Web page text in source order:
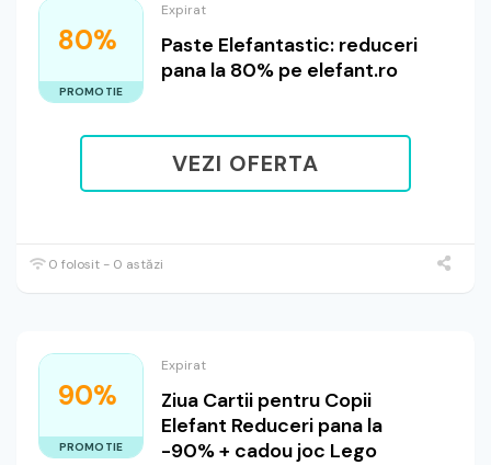
80%
PROMOTIE
Expirat
Paste Elefantastic: reduceri
pana la 80% pe elefant.ro
VEZI OFERTA
0 folosit - 0 astăzi
90%
PROMOTIE
Expirat
Ziua Cartii pentru Copii
Elefant Reduceri pana la
-90% + cadou joc Lego